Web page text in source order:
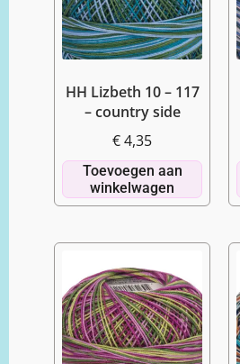
HH Lizbeth 10 – 117
– country side
€4,35
Toevoegen aan
winkelwagen